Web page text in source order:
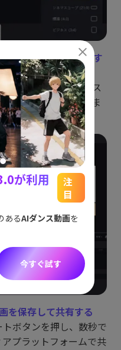
追加して動画を編集す
素材ライブラリからス
Edimakorはさまざま
料で使用できます。
を保存して共有する
ボタンを押し、数秒で
プラットフォームで共
が利用
注
目
あるAIダンス動画を
今すぐ試す
アイ
ョッ
にも